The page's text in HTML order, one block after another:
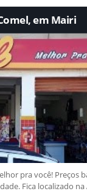
em Mairi
pra você! Preços
Fica localizado